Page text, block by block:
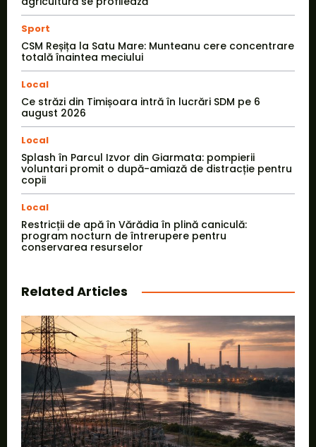
Sport
CSM Reșița la Satu Mare: Munteanu cere concentrare
totală înaintea meciului
Local
Ce străzi din Timișoara intră în lucrări SDM pe 6
august 2026
Local
Splash în Parcul Izvor din Giarmata: pompierii
voluntari promit o după-amiază de distracție pentru
copii
Local
Restricții de apă în Vărădia în plină caniculă:
program nocturn de întrerupere pentru
conservarea resurselor
Related Articles